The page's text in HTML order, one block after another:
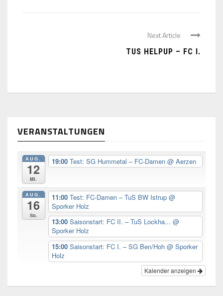
Next Article
TUS HELPUP – FC I.
VERANSTALTUNGEN
AUG.
12
Mi.
19:00 Test: SG Hummetal – FC-Damen @ Aerzen
AUG.
16
So.
11:00 Test: FC-Damen – TuS BW Istrup @
Sporker Holz
13:00 Saisonstart: FC II. – TuS Lockha... @
Sporker Holz
15:00 Saisonstart: FC I. – SG Ben/Hoh @ Sporker
Holz
Kalender anzeigen